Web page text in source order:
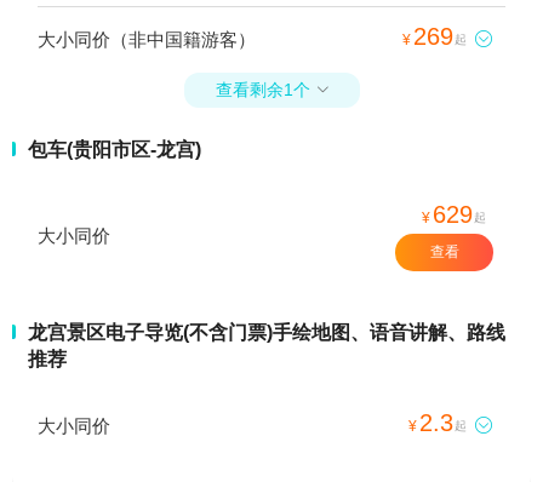
大小同价（非中国籍游客） ¥ 269起 
查看剩余1个 
包车(贵阳市区-龙宫)
大小同价
¥ 629起
查看
龙宫景区电子导览(不含门票)手绘地图、语音讲解、路线
推荐
大小同价 ¥ 2.3起 